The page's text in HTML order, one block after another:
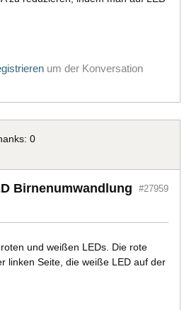
um der Konversation
0
Birnenumwandlung #27959
und weißen LEDs. Die rote
linken Seite, die weiße LED auf der